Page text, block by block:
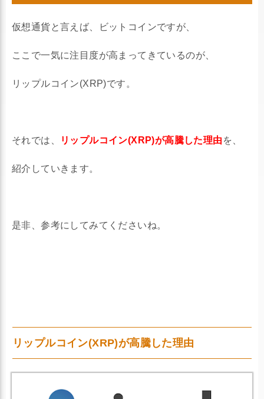
仮想通貨と言えば、ビットコインですが、
ここで一気に注目度が高まってきているのが、
リップルコイン(XRP)です。
それでは、 リップルコイン(XRP)が高騰した理由 を、
紹介していきます。
是非、参考にしてみてくださいね。
リップルコイン(XRP)が高騰した理由